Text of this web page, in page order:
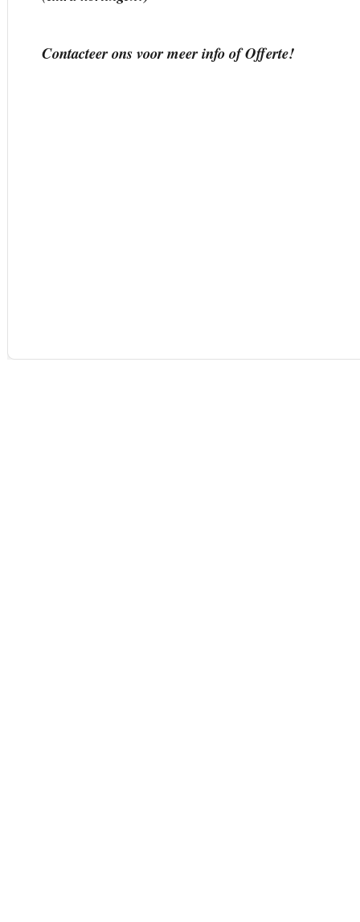
Contacteer ons voor meer info of Offerte!